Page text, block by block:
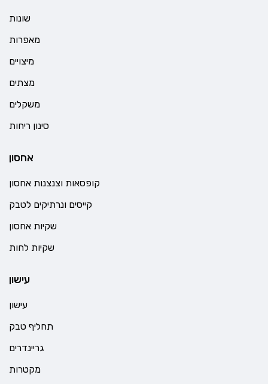
שונות
מאפרות
מיצויים
מצתים
משקלים
סינון ריחות
אחסון
קופסאות וצנצנות אחסון
קייסים ונרתיקים לטבק
שקיות אחסון
שקיות לחות
עישון
עישון
תחליף טבק
גריינדרים
מקטרות